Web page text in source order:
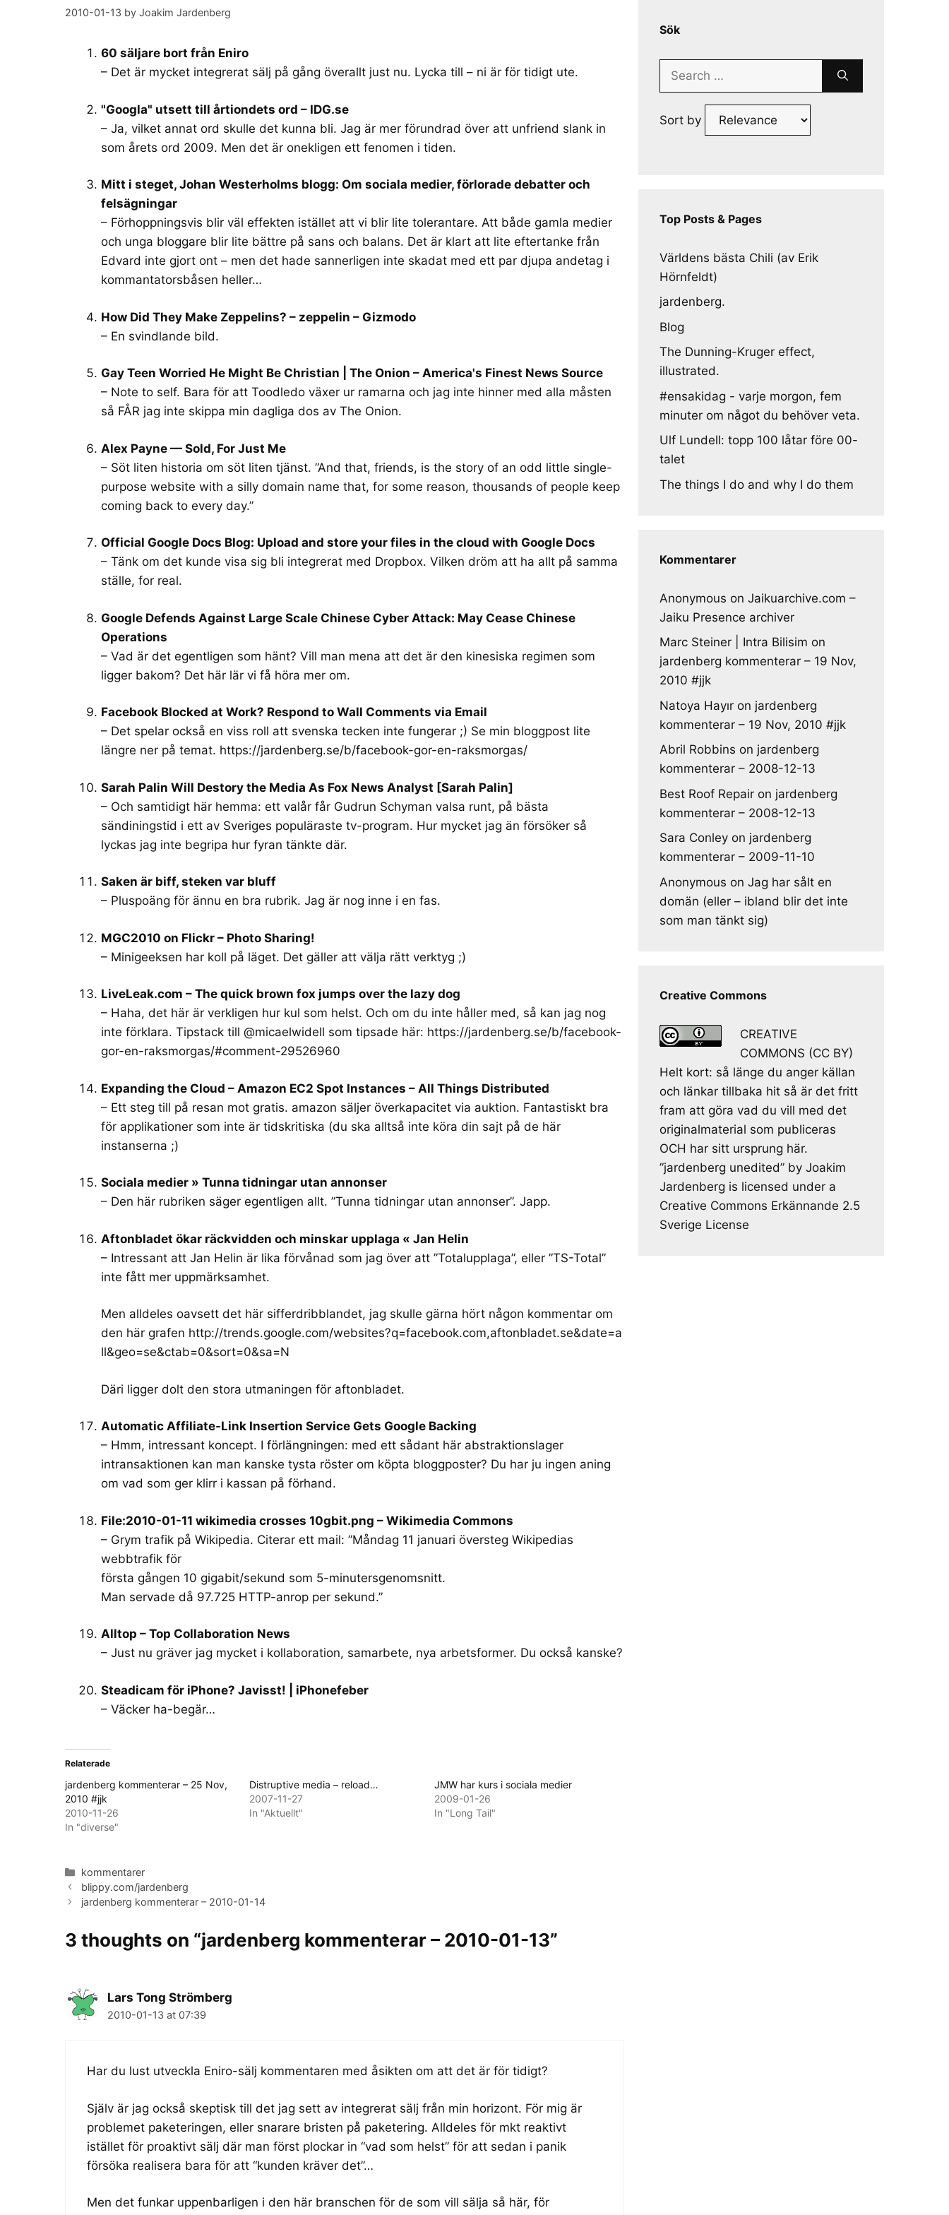
2010-01-13 by Joakim Jardenberg
60 säljare bort från Eniro
– Det är mycket integrerat sälj på gång överallt just nu. Lycka till – ni är för tidigt ute.
"Googla" utsett till årtiondets ord – IDG.se
– Ja, vilket annat ord skulle det kunna bli. Jag är mer förundrad över att unfriend slank in
som årets ord 2009. Men det är onekligen ett fenomen i tiden.
Mitt i steget, Johan Westerholms blogg: Om sociala medier, förlorade debatter och
felsägningar
– Förhoppningsvis blir väl effekten istället att vi blir lite tolerantare. Att både gamla medier
och unga bloggare blir lite bättre på sans och balans. Det är klart att lite eftertanke från
Edvard inte gjort ont – men det hade sannerligen inte skadat med ett par djupa andetag i
kommantatorsbåsen heller…
How Did They Make Zeppelins? – zeppelin – Gizmodo
– En svindlande bild.
Gay Teen Worried He Might Be Christian | The Onion – America's Finest News Source
– Note to self. Bara för att Toodledo växer ur ramarna och jag inte hinner med alla måsten
så FÅR jag inte skippa min dagliga dos av The Onion.
Alex Payne — Sold, For Just Me
– Söt liten historia om söt liten tjänst. ”And that, friends, is the story of an odd little single-
purpose website with a silly domain name that, for some reason, thousands of people keep
coming back to every day.”
Official Google Docs Blog: Upload and store your files in the cloud with Google Docs
– Tänk om det kunde visa sig bli integrerat med Dropbox. Vilken dröm att ha allt på samma
ställe, for real.
Google Defends Against Large Scale Chinese Cyber Attack: May Cease Chinese
Operations
– Vad är det egentligen som hänt? Vill man mena att det är den kinesiska regimen som
ligger bakom? Det här lär vi få höra mer om.
Facebook Blocked at Work? Respond to Wall Comments via Email
– Det spelar också en viss roll att svenska tecken inte fungerar ;) Se min bloggpost lite
längre ner på temat. https://jardenberg.se/b/facebook-gor-en-raksmorgas/
Sarah Palin Will Destory the Media As Fox News Analyst [Sarah Palin]
– Och samtidigt här hemma: ett valår får Gudrun Schyman valsa runt, på bästa
sändiningstid i ett av Sveriges populäraste tv-program. Hur mycket jag än försöker så
lyckas jag inte begripa hur fyran tänkte där.
Saken är biff, steken var bluff
– Pluspoäng för ännu en bra rubrik. Jag är nog inne i en fas.
MGC2010 on Flickr – Photo Sharing!
– Minigeeksen har koll på läget. Det gäller att välja rätt verktyg ;)
LiveLeak.com – The quick brown fox jumps over the lazy dog
– Haha, det här är verkligen hur kul som helst. Och om du inte håller med, så kan jag nog
inte förklara. Tipstack till @micaelwidell som tipsade här: https://jardenberg.se/b/facebook-
gor-en-raksmorgas/#comment-29526960
Expanding the Cloud – Amazon EC2 Spot Instances – All Things Distributed
– Ett steg till på resan mot gratis. amazon säljer överkapacitet via auktion. Fantastiskt bra
för applikationer som inte är tidskritiska (du ska alltså inte köra din sajt på de här
instanserna ;)
Sociala medier » Tunna tidningar utan annonser
– Den här rubriken säger egentligen allt. ”Tunna tidningar utan annonser”. Japp.
Aftonbladet ökar räckvidden och minskar upplaga « Jan Helin
– Intressant att Jan Helin är lika förvånad som jag över att ”Totalupplaga”, eller ”TS-Total”
inte fått mer uppmärksamhet.
Men alldeles oavsett det här sifferdribblandet, jag skulle gärna hört någon kommentar om
den här grafen http://trends.google.com/websites?q=facebook.com,aftonbladet.se&date=a
ll&geo=se&ctab=0&sort=0&sa=N
Däri ligger dolt den stora utmaningen för aftonbladet.
Automatic Affiliate-Link Insertion Service Gets Google Backing
– Hmm, intressant koncept. I förlängningen: med ett sådant här abstraktionslager
intransaktionen kan man kanske tysta röster om köpta bloggposter? Du har ju ingen aning
om vad som ger klirr i kassan på förhand.
File:2010-01-11 wikimedia crosses 10gbit.png – Wikimedia Commons
– Grym trafik på Wikipedia. Citerar ett mail: ”Måndag 11 januari översteg Wikipedias
webbtrafik för
första gången 10 gigabit/sekund som 5-minutersgenomsnitt.
Man servade då 97.725 HTTP-anrop per sekund.”
Alltop – Top Collaboration News
– Just nu gräver jag mycket i kollaboration, samarbete, nya arbetsformer. Du också kanske?
Steadicam för iPhone? Javisst! | iPhonefeber
– Väcker ha-begär…
Relaterade
jardenberg kommenterar – 25 Nov,
2010 #jjk
2010-11-26
In "diverse"
Distruptive media – reload…
2007-11-27
In "Aktuellt"
JMW har kurs i sociala medier
2009-01-26
In "Long Tail"
Categories
kommentarer
blippy.com/jardenberg
jardenberg kommenterar – 2010-01-14
3 thoughts on “jardenberg kommenterar – 2010-01-13”
Lars Tong Strömberg
2010-01-13 at 07:39
Har du lust utveckla Eniro-sälj kommentaren med åsikten om att det är för tidigt?
Själv är jag också skeptisk till det jag sett av integrerat sälj från min horizont. För mig är
problemet paketeringen, eller snarare bristen på paketering. Alldeles för mkt reaktivt
istället för proaktivt sälj där man först plockar in “vad som helst” för att sedan i panik
försöka realisera bara för att “kunden kräver det”…
Men det funkar uppenbarligen i den här branschen för de som vill sälja så här, för
Sök
Search
Sort by
Top Posts & Pages
Världens bästa Chili (av Erik
Hörnfeldt)
jardenberg.
Blog
The Dunning-Kruger effect,
illustrated.
#ensakidag - varje morgon, fem
minuter om något du behöver veta.
Ulf Lundell: topp 100 låtar före 00-
talet
The things I do and why I do them
Kommentarer
Anonymous on Jaikuarchive.com –
Jaiku Presence archiver
Marc Steiner | Intra Bilisim on
jardenberg kommenterar – 19 Nov,
2010 #jjk
Natoya Hayır on jardenberg
kommenterar – 19 Nov, 2010 #jjk
Abril Robbins on jardenberg
kommenterar – 2008-12-13
Best Roof Repair on jardenberg
kommenterar – 2008-12-13
Sara Conley on jardenberg
kommenterar – 2009-11-10
Anonymous on Jag har sålt en
domän (eller – ibland blir det inte
som man tänkt sig)
Creative Commons
CREATIVE
COMMONS (CC BY)
Helt kort: så länge du anger källan
och länkar tillbaka hit så är det fritt
fram att göra vad du vill med det
originalmaterial som publiceras
OCH har sitt ursprung här.
”jardenberg unedited” by Joakim
Jardenberg is licensed under a
Creative Commons Erkännande 2.5
Sverige License